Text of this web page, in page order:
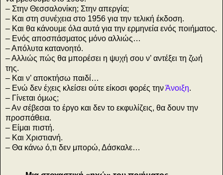
– Στην Θεσσαλονίκη; Στην απεργία;
– Και στη συνέχεια στο 1956 για την τελική έκδοση.
– Και θα κάνουμε όλα αυτά για την ερμηνεία ενός ποιήματος.
– Ενός αποσπάσματος μόνο αλλιώς…
– Απόλυτα κατανοητό.
– Αλλιώς πώς θα μπορέσει η ψυχή σου ν’ αντέξει τη ζωή
της.
– Και ν’ αποκτήσω παιδί…
– Ενώ δεν έχεις κλείσει ούτε είκοσι φορές τηνΆνοιξη.
– Γίνεται όμως;
– Αν σέβεσαι το έργο και δεν το εκφυλίζεις, θα δουν την
προσπάθεια.
– Είμαι πιστή.
– Και Χριστιανή.
– Θα κάνω ό,τι δεν μπορώ, Δάσκαλε…